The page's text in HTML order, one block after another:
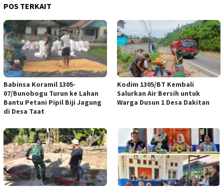
POS TERKAIT
Babinsa Koramil 1305-
07/Bunobogu Turun ke Lahan
Bantu Petani Pipil Biji Jagung
di Desa Taat
Kodim 1305/BT Kembali
Salurkan Air Bersih untuk
Warga Dusun 1 Desa Dakitan